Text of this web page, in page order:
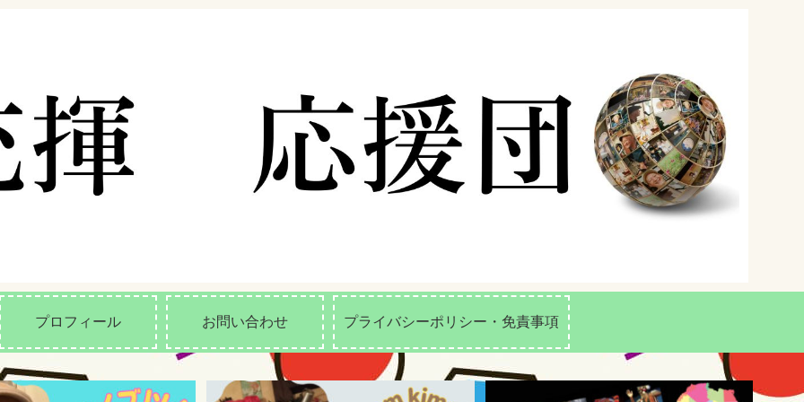
プロフィール お問い合わせ プライバシーポリシー・免責事項